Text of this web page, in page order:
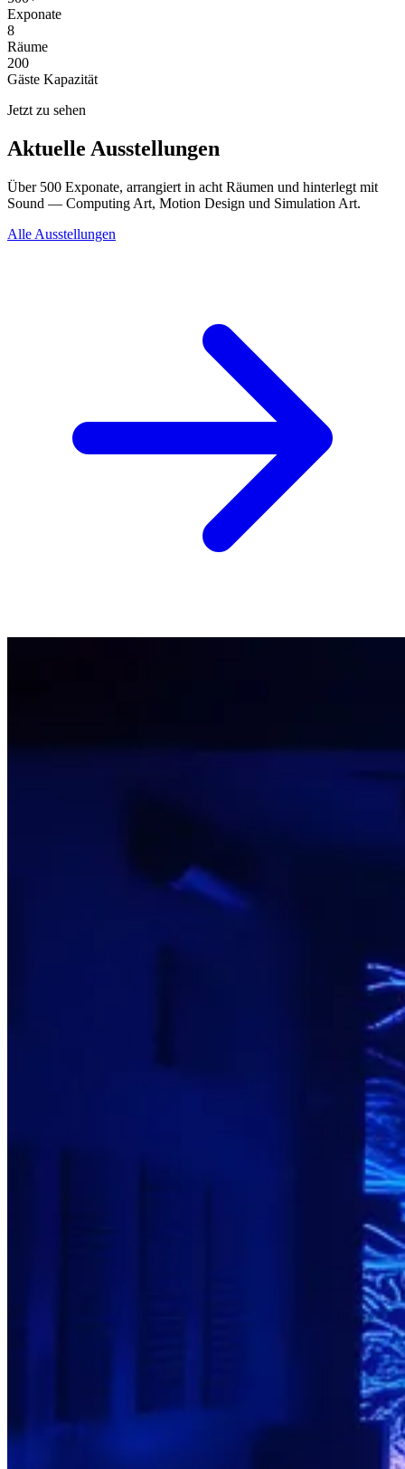
Exponate
8
Räume
200
Gäste Kapazität
Jetzt zu sehen
Aktuelle Ausstellungen
Über 500 Exponate, arrangiert in acht Räumen und hinterlegt mit
Sound — Computing Art, Motion Design und Simulation Art.
Alle Ausstellungen